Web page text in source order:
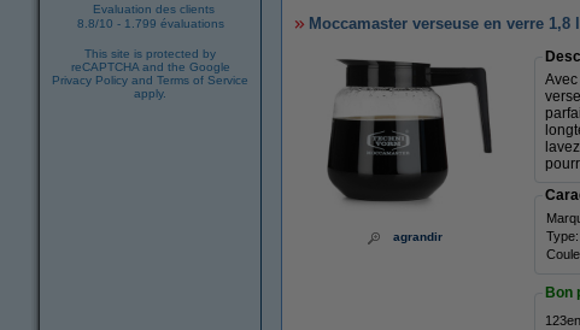
Evaluation des clients
8.8/10 - 1.799 évaluations
This site is protected by
reCAPTCHA and the Google
Privacy Policy and Terms of Service
apply.
Moccamaster verseuse en verre 1,8
agrandir
Type:
Bon